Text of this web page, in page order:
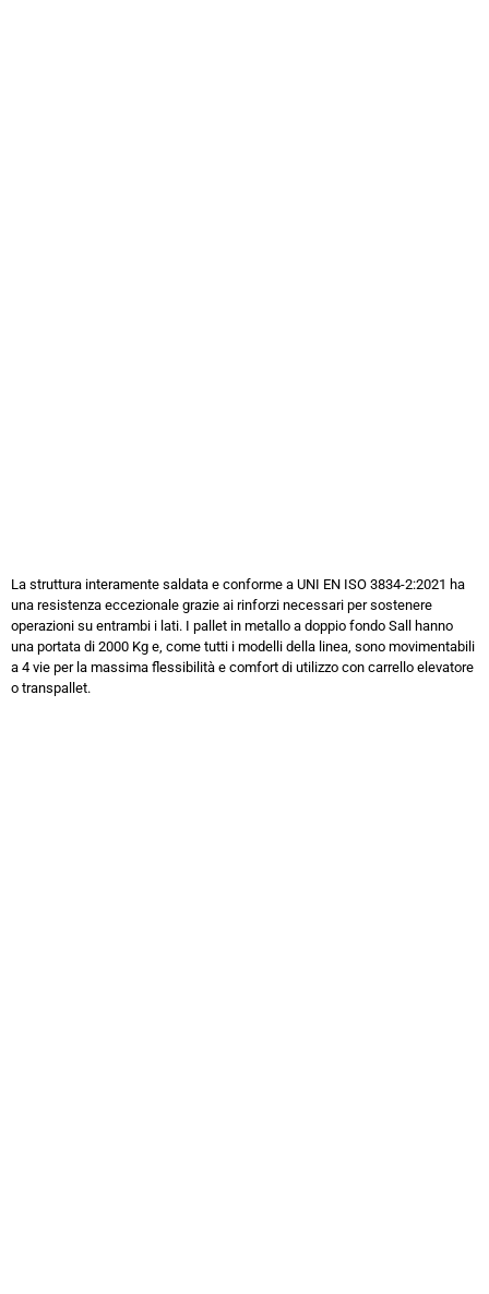
La struttura interamente saldata e conforme a UNI EN ISO 3834-2:2021 ha
una resistenza eccezionale grazie ai rinforzi necessari per sostenere
operazioni su entrambi i lati. I pallet in metallo a doppio fondo Sall hanno
una portata di 2000 Kg e, come tutti i modelli della linea, sono movimentabili
a 4 vie per la massima flessibilità e comfort di utilizzo con carrello elevatore
o transpallet.